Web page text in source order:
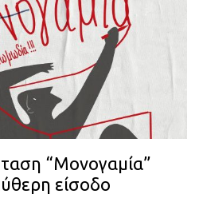
“Μονογαμία”
είσοδο